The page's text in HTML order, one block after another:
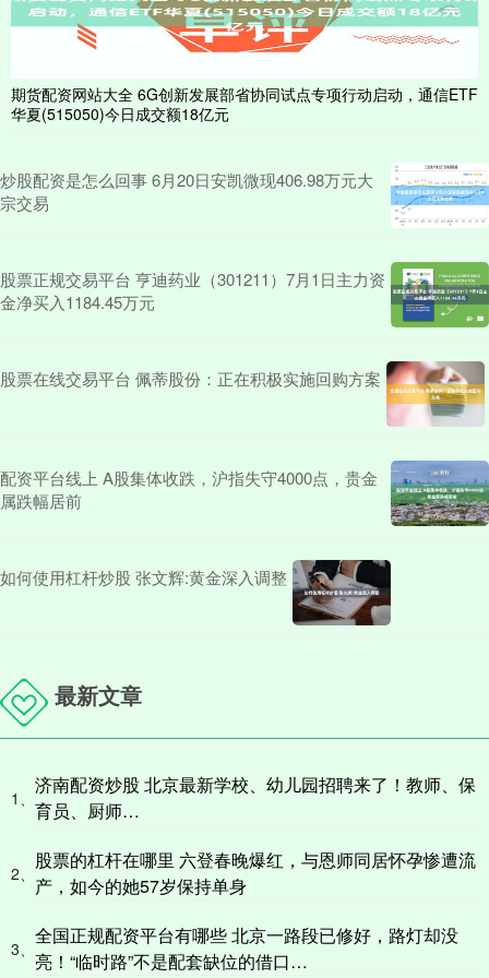
期货配资网站大全 6G创新发展部省协同试点专项行动启动，通信ETF
华夏(515050)今日成交额18亿元
炒股配资是怎么回事 6月20日安凯微现406.98万元大
宗交易
股票正规交易平台 亨迪药业（301211）7月1日主力资
金净买入1184.45万元
股票在线交易平台 佩蒂股份：正在积极实施回购方案
配资平台线上 A股集体收跌，沪指失守4000点，贵金
属跌幅居前
如何使用杠杆炒股 张文辉:黄金深入调整
最新文章
1、
济南配资炒股 北京最新学校、幼儿园招聘来了！教师、保
育员、厨师…
2、
股票的杠杆在哪里 六登春晚爆红，与恩师同居怀孕惨遭流
产，如今的她57岁保持单身
3、
全国正规配资平台有哪些 北京一路段已修好，路灯却没
亮！“临时路”不是配套缺位的借口…